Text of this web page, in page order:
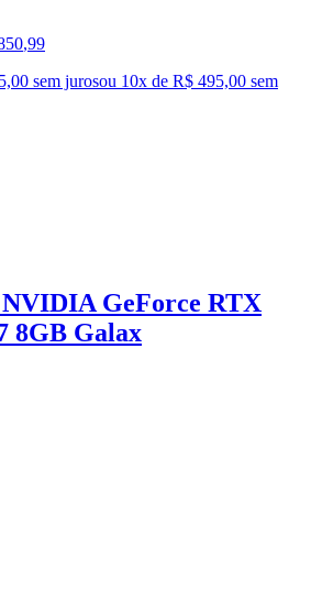
,99
sem jurosou 10x de R$ 495,00 sem
GeForce RTX
8GB Galax